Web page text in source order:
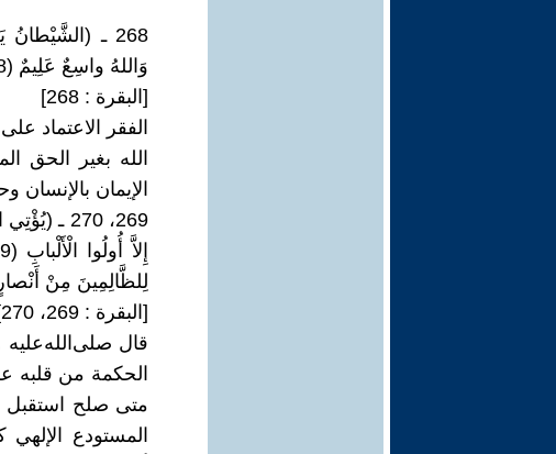
268 ـ
وَاللهُ واسِعٌ عَلِيمٌ (268))
[البقرة : 268]
الفقر الاعتماد
الله بغير الحق
الإيمان
269،
لِلظَّالِمِينَ مِنْ أَنْصارٍ
[البقرة : 269، 270]
قال صلى‌الله‌عليه‌
الحكمة من قلبه
متى صلح استقبل
المستودع